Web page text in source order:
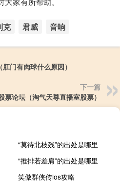
克 君威 音响
门有肉球什么原因）
下一篇
票论坛（淘气天尊直播室股票）
“莫待北枝残”的出处是哪里
“推排若差肩”的出处是哪里
笑傲群侠传ios攻略